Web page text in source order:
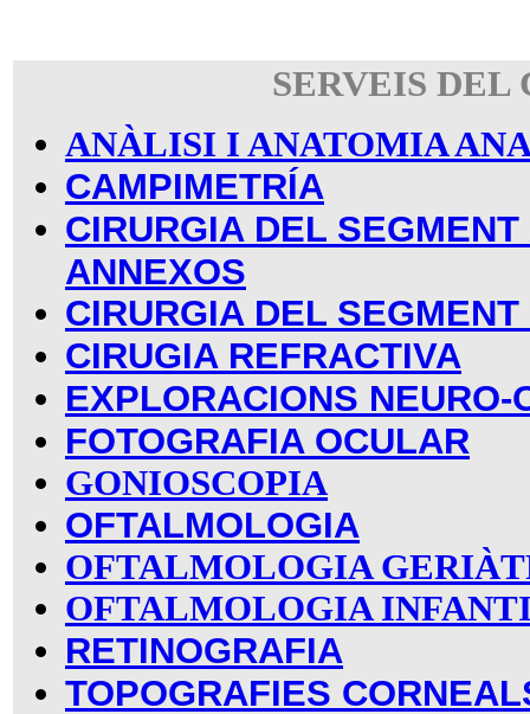
SERVEIS DEL
ANÀLISI I ANATOMIA
CAMPIMETRÍA
CIRURGIA DEL
ANNEXOS
CIRURGIA DEL
CIRUGIA REFRACTIVA
EXPLORACIONS
FOTOGRAFIA OCULAR
GONIOSCOPIA
OFTALMOLOGIA
OFTALMOLOGIA
OFTALMOLOGIA
RETINOGRAFIA
TOPOGRAFIES